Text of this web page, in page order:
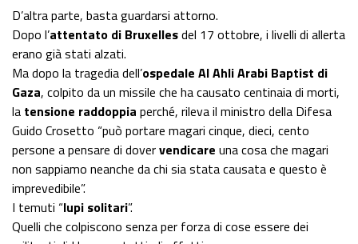
D’altra parte, basta guardarsi attorno.
Dopo l’attentato di Bruxellesdel 17 ottobre, i livelli di allerta
erano già stati alzati.
Ma dopo la tragedia dell’ospedale Al Ahli Arabi Baptist di
Gaza, colpito da un missile che ha causato centinaia di morti,
la tensione raddoppia perché, rileva il ministro della Difesa
Guido Crosetto “può portare magari cinque, dieci, cento
persone a pensare di dovervendicare una cosa che magari
non sappiamo neanche da chi sia stata causata e questo è
imprevedibile”.
I temuti “lupi solitari”.
Quelli che colpiscono senza per forza di cose essere dei